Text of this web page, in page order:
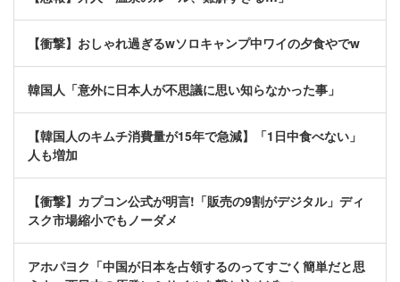
【衝撃】おしゃれ過ぎるwソロキャンプ中ワイの夕食やでw
韓国人「意外に日本人が不思議に思い知らなかった事」
【韓国人のキムチ消費量が15年で急減】「1日中食べない」
人も増加
【衝撃】カプコン公式が明言!「販売の9割がデジタル」ディ
スク市場縮小でもノーダメ
アホパヨク「中国が日本を占領するのってすごく簡単だと思